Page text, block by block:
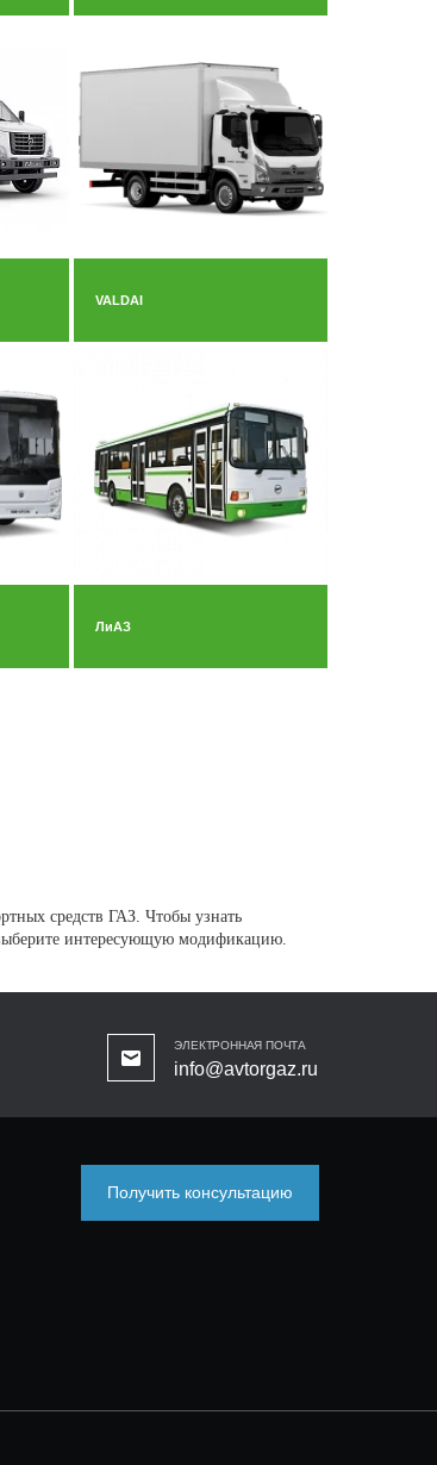
VALDAI
ЛиАЗ
средств ГАЗ. Чтобы узнать
интересующую модификацию.
ЭЛЕКТРОННАЯ ПОЧТА
info@avtorgaz.ru
Получить консультацию